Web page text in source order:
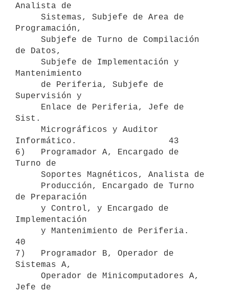
Analista de
Programación,
de Datos,
Mantenimiento
Supervisión y
Sist.
Informático.                  43
6)   Programador A, Encargado de
Turno de
de Preparación
Implementación
40
7)   Programador B, Operador de
Sistemas A,
Jefe de